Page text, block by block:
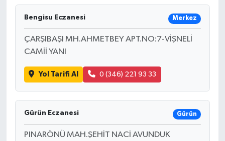
Bengisu Eczanesi Merkez
ÇARŞIBAŞI MH.AHMETBEY APT.NO:7-VİŞNELİ
CAMİİ YANI
Yol Tarifi Al 0 (346) 221 93 33
Gürün Eczanesi Gürün
PINARÖNÜ MAH.ŞEHİT NACİ AVUNDUK